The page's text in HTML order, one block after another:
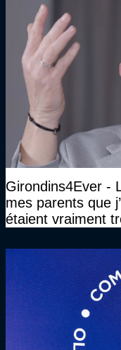
Girondins4Ever -
mes parents que
étaient vraiment